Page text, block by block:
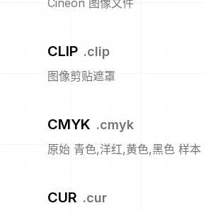
Cineon 图像文件
CLIP .clip
图像剪贴遮罩
CMYK .cmyk
原始 青色,洋红,黄色,黑色 样本
CUR .cur